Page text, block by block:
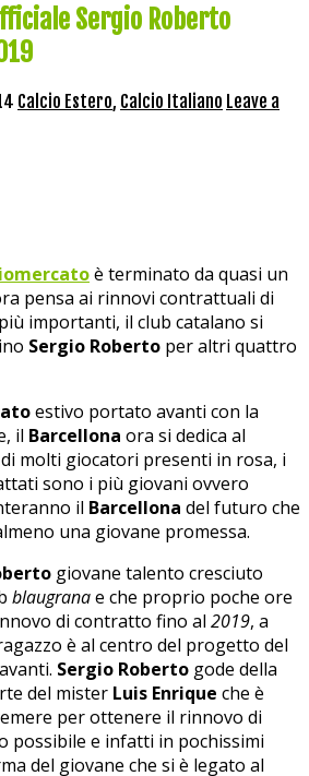
Sergio Roberto
Calcio Estero, Calcio Italiano Leave a
è terminato da quasi un
pensa ai rinnovi contrattuali di
importanti, il club catalano si
Sergio Roberto per altri quattro
estivo portato avanti con la
il Barcellona ora si dedica al
molti giocatori presenti in rosa, i
sono i più giovani ovvero
il Barcellona del futuro che
una giovane promessa.
giovane talento cresciuto
blaugranae che proprio poche ore
di contratto fino al 2019, a
è al centro del progetto del
Sergio Roberto gode della
del mister Luis Enrique che è
per ottenere il rinnovo di
possibile e infatti in pochissimi
del giovane che si è legato al